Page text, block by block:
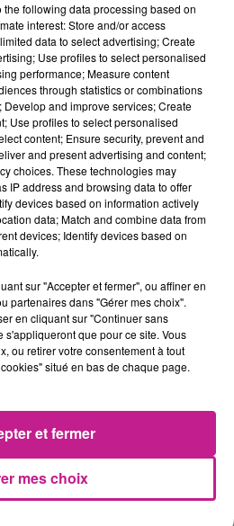
des rayons
produits
achalandé, propre et soigné
livraisons
les clients
des différents espaces
la promotion hebdomadaire
pratique est prévue
au sein de notre groupe
que :
CSE dynamique
et une prévoyance
sur une plage horaire allant de
the following data processing based on
interest: Store and/or access
data to select advertising; Create
Use profiles to select personalised
performance; Measure content
through statistics or combinations
Develop and improve services; Create
Use profiles to select personalised
content; Ensure security, prevent and
and present advertising and content;
choices. These technologies may
IP address and browsing data to offer
devices based on information actively
data; Match and combine data from
devices; Identify devices based on
sur "Accepter et fermer", ou affiner en
partenaires dans "Gérer mes choix".
en cliquant sur "Continuer sans
s'appliqueront que pour ce site. Vous
ou retirer votre consentement à tout
situé en bas de chaque page.
mes choix
et fermer